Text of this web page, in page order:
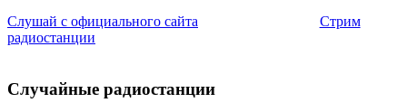
Слушай с официального сайта
Стрим
радиостанции
Случайные радиостанции